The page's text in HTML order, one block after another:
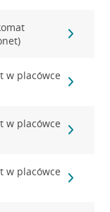
w placówce
w placówce
w placówce